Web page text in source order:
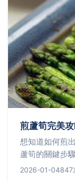
煎蘆筍完美
想知道如何煎
蘆筍的關鍵步
巧、常見錯誤
2026-01-04847